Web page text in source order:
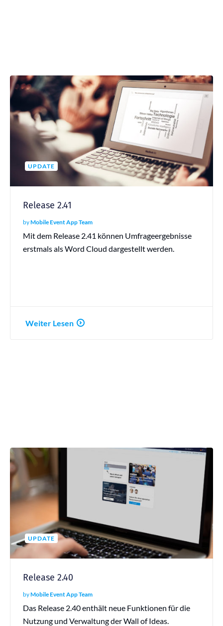
UPDATE
Release 2.41
byMobile Event App Team
Mit dem Release 2.41 können Umfrageergebnisse
erstmals als Word Cloud dargestellt werden.
Weiter Lesen
UPDATE
Release 2.40
byMobile Event App Team
Das Release 2.40 enthält neue Funktionen für die
Nutzung und Verwaltung der Wall of Ideas.